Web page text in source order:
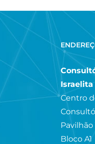
Israelita
Centro
Pavilhão
Bloco A1